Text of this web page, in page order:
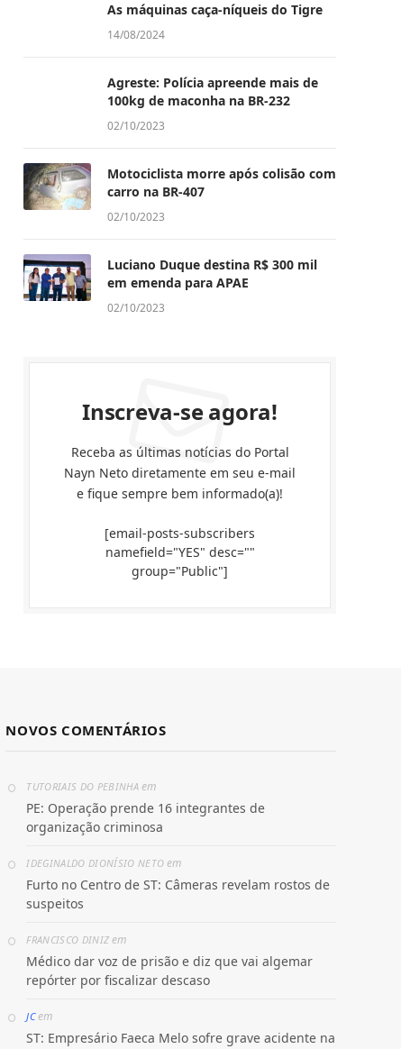
As máquinas caça-níqueis do Tigre
14/08/2024
Agreste: Polícia apreende mais de
100kg de maconha na BR-232
02/10/2023
Motociclista morre após colisão com
carro na BR-407
02/10/2023
Luciano Duque destina R$ 300 mil
em emenda para APAE
02/10/2023
Inscreva-se agora!
Receba as últimas notícias do Portal
Nayn Neto diretamente em seu e-mail
e fique sempre bem informado(a)!
[email-posts-subscribers
namefield="YES" desc=""
group="Public"]
NOVOS COMENTÁRIOS
TUTORIAIS DO PEBINHAem
PE: Operação prende 16 integrantes de
organização criminosa
IDEGINALDO DIONÍSIO NETO em
Furto no Centro de ST: Câmeras revelam rostos de
suspeitos
FRANCISCO DINIZ em
Médico dar voz de prisão e diz que vai algemar
repórter por fiscalizar descaso
JCem
ST: Empresário Faeca Melo sofre grave acidente na